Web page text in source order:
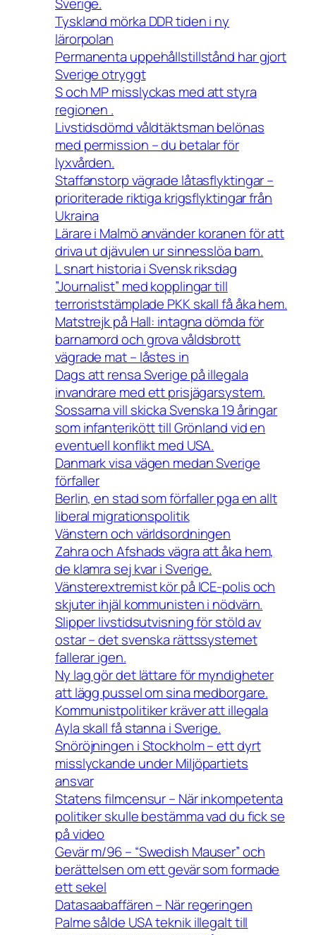
Tyskland mörka DDR tiden i ny
lärorpolan
Permanenta uppehållstillstånd har gjort
Sverige otryggt
S och MP misslyckas med att styra
regionen .
Livstidsdömd våldtäktsman belönas
med permission – du betalar för
lyxvården.
Staffanstorp vägrade låtasflyktingar –
prioriterade riktiga krigsflyktingar från
Ukraina
Lärare i Malmö använder koranen för att
driva ut djävulen ur sinnesslöa barn.
L snart historia i Svensk riksdag
”Journalist” med kopplingar till
terroriststämplade PKK skall få åka hem.
Matstrejk på Hall: intagna dömda för
barnamord och grova våldsbrott
vägrade mat – låstes in
Dags att rensa Sverige på illegala
invandrare med ett prisjägarsystem.
Sossarna vill skicka Svenska 19 åringar
som infanterikött till Grönland vid en
eventuell konflikt med USA.
Danmark visa vägen medan Sverige
förfaller
Berlin, en stad som förfaller pga en allt
liberal migrationspolitik
Vänstern och världsordningen
Zahra och Afshads vägra att åka hem,
de klamra sej kvar i Sverige.
Vänsterextremist kör på ICE-polis och
skjuter ihjäl kommunisten i nödvärn.
Slipper livstidsutvisning för stöld av
ostar – det svenska rättssystemet
fallerar igen.
Ny lag gör det lättare för myndigheter
att lägg pussel om sina medborgare.
Kommunistpolitiker kräver att illegala
Ayla skall få stanna i Sverige.
Snöröjningen i Stockholm – ett dyrt
misslyckande under Miljöpartiets
ansvar
Statens filmcensur – När inkompetenta
politiker skulle bestämma vad du fick se
på video
Gevär m/96 – “Swedish Mauser” och
berättelsen om ett gevär som formade
ett sekel
Datasaabaffären – När regeringen
Palme sålde USA teknik illegalt till